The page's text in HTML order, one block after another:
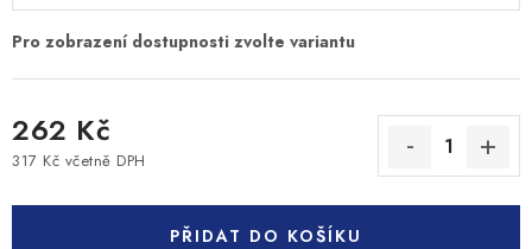
262 Kč
317 Kč včetně DPH
PŘIDAT DO KOŠÍKU